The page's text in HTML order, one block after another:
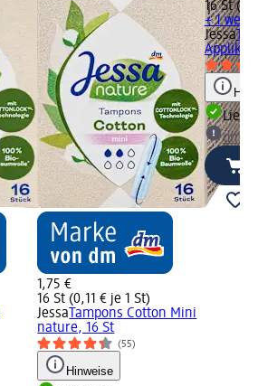
1,75 €
16 St (0,11 € je 1 St)
Jessa Tampons Cotton Mini
nature, 16 St
(55)
Hinweise
16 St
+ 1
Jessa
dm